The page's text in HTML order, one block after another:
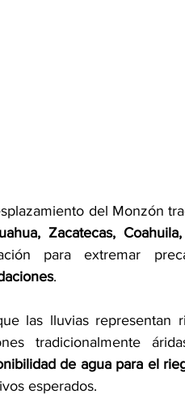
del Monzón
Zacatecas,
para extremar
.
las lluvias representan
tradicionalmente
de agua para el
esperados.